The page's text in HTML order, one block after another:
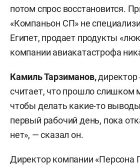
потом спрос восстановится.
«Компаньон СП» не
Египет, продает продукты
компании авиакатастрофа
Камиль Тарзиманов,директор
считает, что прошло слишком
чтобы делать какие-то
первый рабочий день, пока
нет», — сказал он.
Директор компании «Персона